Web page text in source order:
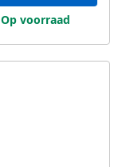
Op voorraad